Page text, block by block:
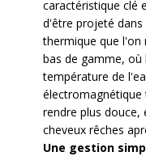
caractéristique clé
d'être projeté dans
thermique que l'on
bas de gamme,
température de
rendre plus douce,
cheveux rêches
Une gestion